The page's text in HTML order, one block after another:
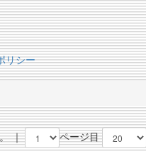
リシー
｜ ページ目